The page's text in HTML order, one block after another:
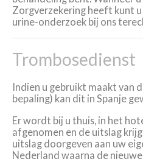
Zorgverzekering heeft kunt
urine-onderzoek bij ons
Trombosedienst
Indien u gebruikt maakt van
bepaling) kan dit in Spanje
Er wordt bij u thuis, in het
afgenomen en de uitslag
uitslag doorgeven aan uw
Nederland waarna de